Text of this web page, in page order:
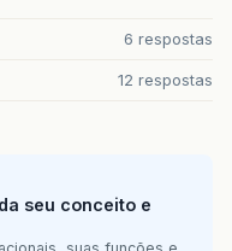
6 respostas
12 respostas
seu conceito e